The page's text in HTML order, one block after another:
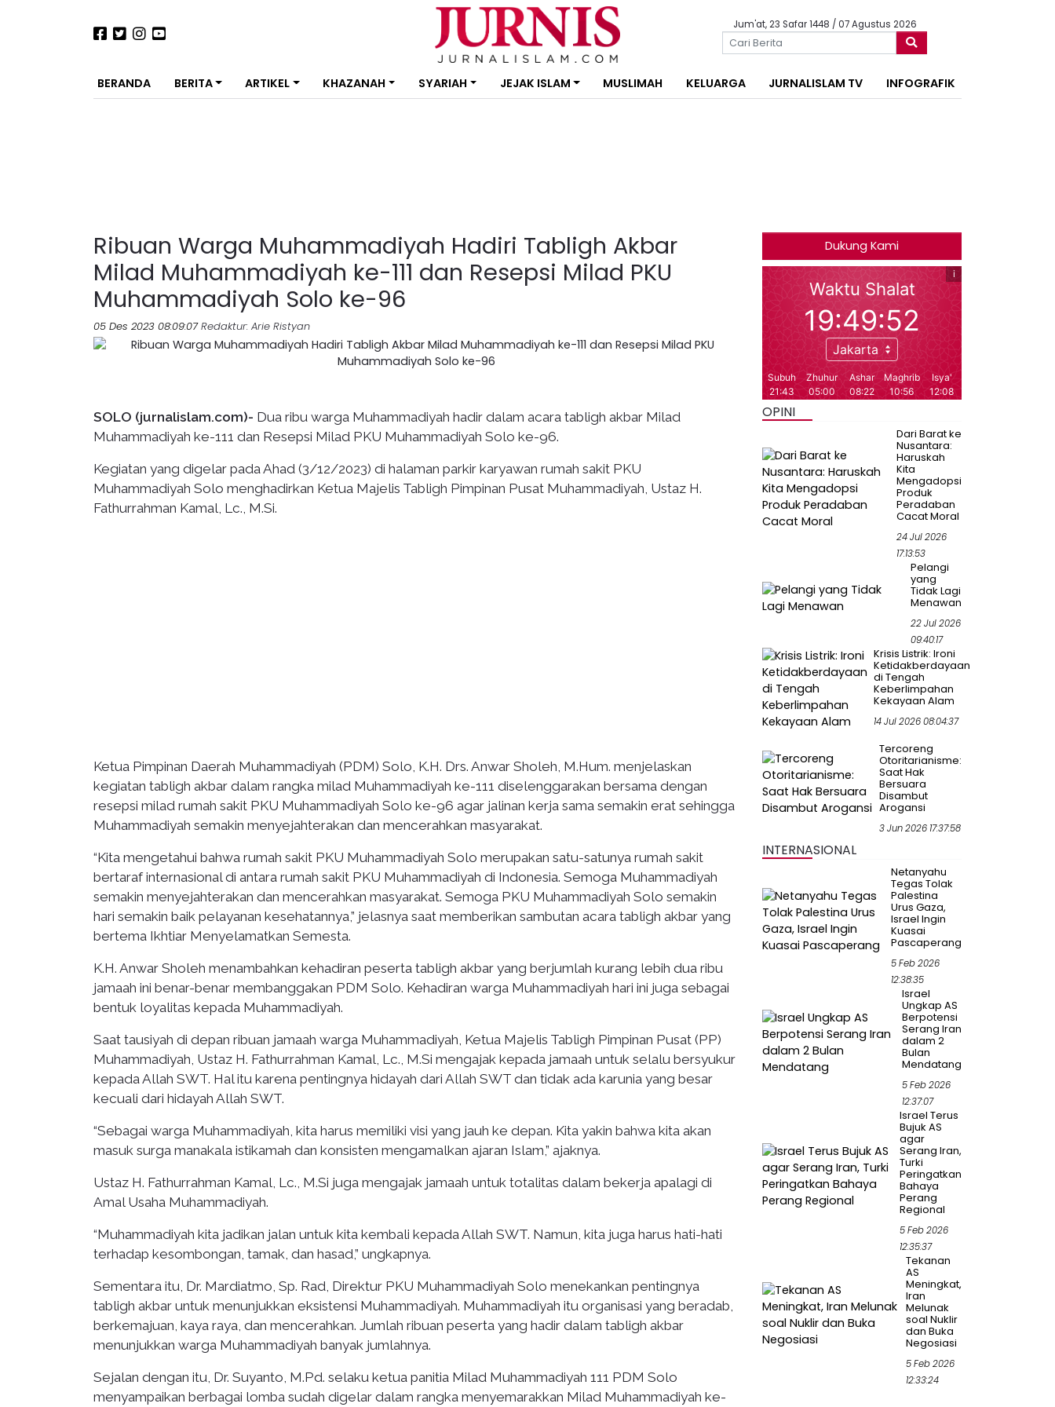
Jum'at, 23 Safar 1448 / 07 Agustus 2026
BERANDA BERITA ARTIKEL KHAZANAH SYARIAH JEJAK ISLAM MUSLIMAH KELUARGA JURNALISLAM TV INFOGRAFIK
Ribuan Warga Muhammadiyah Hadiri Tabligh Akbar
Milad Muhammadiyah ke-111 dan Resepsi Milad PKU
Muhammadiyah Solo ke-96
05 Des 2023 08:09:07 Redaktur: Arie Ristyan
SOLO (jurnalislam.com)- Dua ribu warga Muhammadiyah hadir dalam acara tabligh akbar Milad
Muhammadiyah ke-111 dan Resepsi Milad PKU Muhammadiyah Solo ke-96.
Kegiatan yang digelar pada Ahad (3/12/2023) di halaman parkir karyawan rumah sakit PKU
Muhammadiyah Solo menghadirkan Ketua Majelis Tabligh Pimpinan Pusat Muhammadiyah, Ustaz H.
Fathurrahman Kamal, Lc., M.Si.
Ketua Pimpinan Daerah Muhammadiyah (PDM) Solo, K.H. Drs. Anwar Sholeh, M.Hum. menjelaskan
kegiatan tabligh akbar dalam rangka milad Muhammadiyah ke-111 diselenggarakan bersama dengan
resepsi milad rumah sakit PKU Muhammadiyah Solo ke-96 agar jalinan kerja sama semakin erat sehingga
Muhammadiyah semakin menyejahterakan dan mencerahkan masyarakat.
“Kita mengetahui bahwa rumah sakit PKU Muhammadiyah Solo merupakan satu-satunya rumah sakit
bertaraf internasional di antara rumah sakit PKU Muhammadiyah di Indonesia. Semoga Muhammadiyah
semakin menyejahterakan dan mencerahkan masyarakat. Semoga PKU Muhammadiyah Solo semakin
hari semakin baik pelayanan kesehatannya,” jelasnya saat memberikan sambutan acara tabligh akbar yang
bertema Ikhtiar Menyelamatkan Semesta.
K.H. Anwar Sholeh menambahkan kehadiran peserta tabligh akbar yang berjumlah kurang lebih dua ribu
jamaah ini benar-benar membanggakan PDM Solo. Kehadiran warga Muhammadiyah hari ini juga sebagai
bentuk loyalitas kepada Muhammadiyah.
Saat tausiyah di depan ribuan jamaah warga Muhammadiyah, Ketua Majelis Tabligh Pimpinan Pusat (PP)
Muhammadiyah, Ustaz H. Fathurrahman Kamal, Lc., M.Si mengajak kepada jamaah untuk selalu bersyukur
kepada Allah SWT. Hal itu karena pentingnya hidayah dari Allah SWT dan tidak ada karunia yang besar
kecuali dari hidayah Allah SWT.
“Sebagai warga Muhammadiyah, kita harus memiliki visi yang jauh ke depan. Kita yakin bahwa kita akan
masuk surga manakala istikamah dan konsisten mengamalkan ajaran Islam,” ajaknya.
Ustaz H. Fathurrahman Kamal, Lc., M.Si juga mengajak jamaah untuk totalitas dalam bekerja apalagi di
Amal Usaha Muhammadiyah.
“Muhammadiyah kita jadikan jalan untuk kita kembali kepada Allah SWT. Namun, kita juga harus hati-hati
terhadap kesombongan, tamak, dan hasad,” ungkapnya.
Sementara itu, Dr. Mardiatmo, Sp. Rad, Direktur PKU Muhammadiyah Solo menekankan pentingnya
tabligh akbar untuk menunjukkan eksistensi Muhammadiyah. Muhammadiyah itu organisasi yang beradab,
berkemajuan, kaya raya, dan mencerahkan. Jumlah ribuan peserta yang hadir dalam tabligh akbar
menunjukkan warga Muhammadiyah banyak jumlahnya.
Sejalan dengan itu, Dr. Suyanto, M.Pd. selaku ketua panitia Milad Muhammadiyah 111 PDM Solo
menyampaikan berbagai lomba sudah digelar dalam rangka menyemarakkan Milad Muhammadiyah ke-
Dukung Kami
OPINI
Dari Barat ke
Nusantara:
Haruskah
Kita
Mengadopsi
Produk
Peradaban
Cacat Moral
24 Jul 2026
17:13:53
Pelangi
yang
Tidak Lagi
Menawan
22 Jul 2026
09:40:17
Krisis Listrik: Ironi
Ketidakberdayaan
di Tengah
Keberlimpahan
Kekayaan Alam
14 Jul 2026 08:04:37
Tercoreng
Otoritarianisme:
Saat Hak
Bersuara
Disambut
Arogansi
3 Jun 2026 17:37:58
INTERNASIONAL
Netanyahu
Tegas Tolak
Palestina
Urus Gaza,
Israel Ingin
Kuasai
Pascaperang
5 Feb 2026
12:38:35
Israel
Ungkap AS
Berpotensi
Serang Iran
dalam 2
Bulan
Mendatang
5 Feb 2026
12:37:07
Israel Terus
Bujuk AS
agar
Serang Iran,
Turki
Peringatkan
Bahaya
Perang
Regional
5 Feb 2026
12:35:37
Tekanan
AS
Meningkat,
Iran
Melunak
soal Nuklir
dan Buka
Negosiasi
5 Feb 2026
12:33:24